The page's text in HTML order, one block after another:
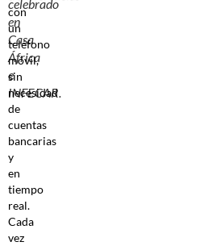
celebrado
en
Casa
África
e
INFECAR.
con
un
teléfono
móvil,
sin
necesidad
de
cuentas
bancarias
y
en
tiempo
real.
Cada
vez